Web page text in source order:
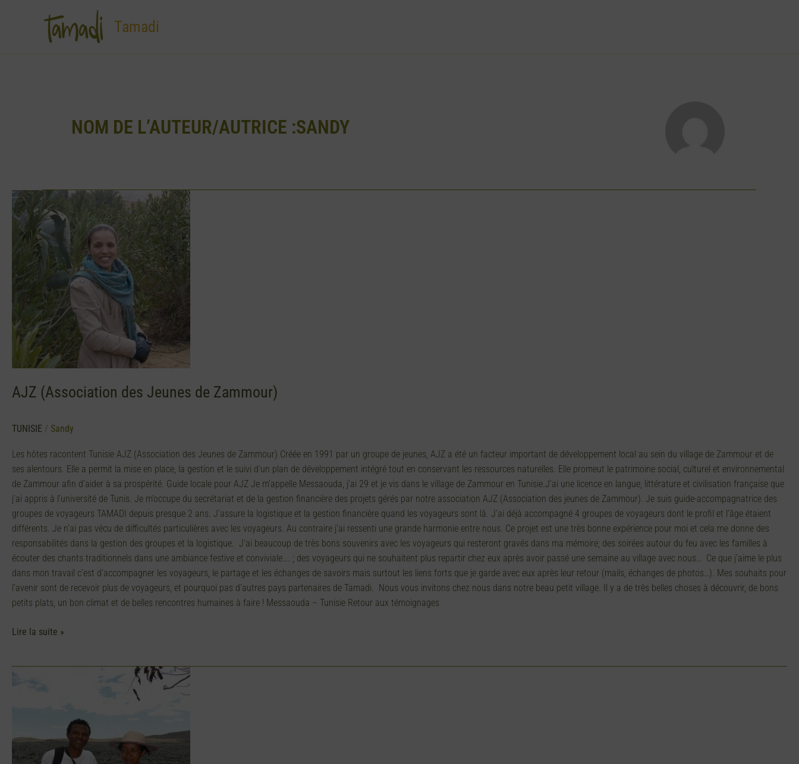
Tamadi
NOM DE L’AUTEUR/AUTRICE :SANDY
AJZ (Association des Jeunes de Zammour)
TUNISIE / Sandy
Les hôtes racontent Tunisie AJZ (Association des Jeunes de Zammour) Créée en 1991 par un groupe de jeunes, AJZ a été un facteur important de développement local au sein du village de Zammour et de
ses alentours. Elle a permit la mise en place, la gestion et le suivi d’un plan de développement intégré tout en conservant les ressources naturelles. Elle promeut le patrimoine social, culturel et environnemental
de Zammour afin d’aider à sa prospérité. Guide locale pour AJZ Je m’appelle Messaouda, j’ai 29 et je vis dans le village de Zammour en Tunisie.J’ai une licence en langue, littérature et civilisation française que
j’ai appris à l’université de Tunis. Je m’occupe du secrétariat et de la gestion financière des projets gérés par notre association AJZ (Association des jeunes de Zammour). Je suis guide-accompagnatrice des
groupes de voyageurs TAMADI depuis presque 2 ans. J’assure la logistique et la gestion financière quand les voyageurs sont là. J’ai déjà accompagné 4 groupes de voyageurs dont le profil et l’âge étaient
différents. Je n’ai pas vécu de difficultés particulières avec les voyageurs. Au contraire j’ai ressenti une grande harmonie entre nous. Ce projet est une très bonne expérience pour moi et cela me donne des
responsabilités dans la gestion des groupes et la logistique. J’ai beaucoup de très bons souvenirs avec les voyageurs qui resteront gravés dans ma mémoire; des soirées autour du feu avec les familles à
écouter des chants traditionnels dans une ambiance festive et conviviale…. ; des voyageurs qui ne souhaitent plus repartir chez eux après avoir passé une semaine au village avec nous… Ce que j’aime le plus
dans mon travail c’est d’accompagner les voyageurs, le partage et les échanges de savoirs mais surtout les liens forts que je garde avec eux après leur retour (mails, échanges de photos…). Mes souhaits pour
l’avenir sont de recevoir plus de voyageurs, et pourquoi pas d’autres pays partenaires de Tamadi. Nous vous invitons chez nous dans notre beau petit village. Il y a de très belles choses à découvrir, de bons
petits plats, un bon climat et de belles rencontres humaines à faire ! Messaouda – Tunisie Retour aux témoignages
AJZ
(Association
des
Jeunes
Lire la suite »